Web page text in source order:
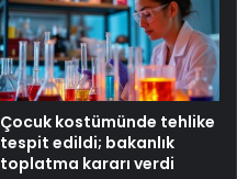
Çocuk kostümünde tehlike
tespit edildi; bakanlık
toplatma kararı verdi